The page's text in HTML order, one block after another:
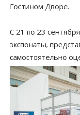
Гостином Дворе.
С 21 по 23
экспонаты,
самостоятельно